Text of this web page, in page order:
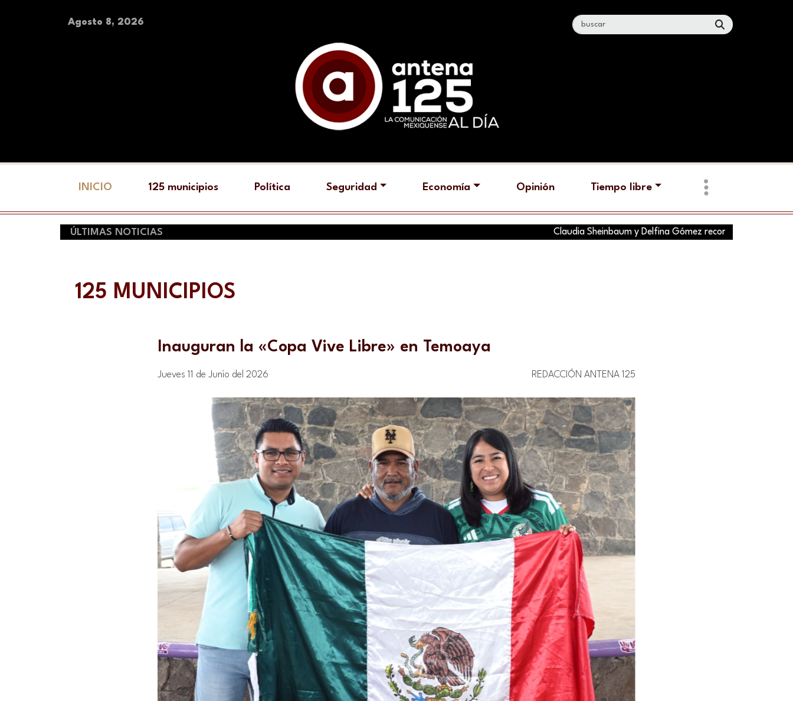
Agosto 8, 2026
INICIO 125 municipios Política Seguridad Economía Opinión Tiempo libre
ÚLTIMAS NOTICIAS Claudia Sheinbaum y Delfina Gómez recorren hoy tres municipios
125 MUNICIPIOS
Inauguran la «Copa Vive Libre» en Temoaya
Jueves 11 de Junio del 2026 REDACCIÓN ANTENA 125